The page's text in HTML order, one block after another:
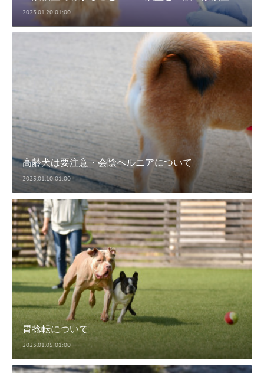
2023.01.20 01:00
高齢犬は要注意・会陰ヘルニアについて
2023.01.10 01:00
胃捻転について
2023.01.05 01:00